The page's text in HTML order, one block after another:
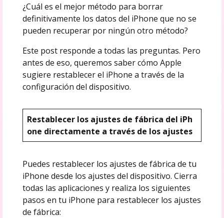
¿Cuál es el mejor método para borrar
definitivamente los datos del iPhone que no se
pueden recuperar por ningún otro método?
Este post responde a todas las preguntas. Pero
antes de eso, queremos saber cómo Apple
sugiere restablecer el iPhone a través de la
configuración del dispositivo.
Restablecer los ajustes de fábrica del iPh
one directamente a través de los ajustes
Puedes restablecer los ajustes de fábrica de tu
iPhone desde los ajustes del dispositivo. Cierra
todas las aplicaciones y realiza los siguientes
pasos en tu iPhone para restablecer los ajustes
de fábrica: